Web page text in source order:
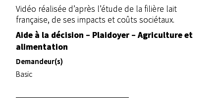
Vidéo réalisée d’après l’étude de la filière lait
française, de ses impacts et coûts sociétaux.
Aide à la décision – Plaidoyer – Agriculture et
alimentation
Demandeur(s)
Basic